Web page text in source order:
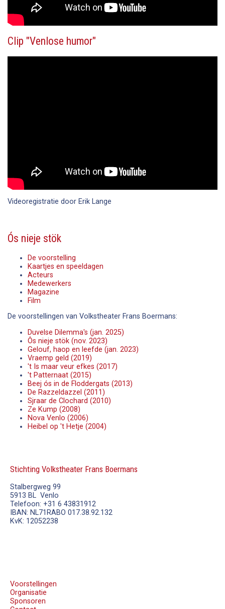
Clip "Venlose humor"
Videoregistratie door Erik Lange
Ós nieje stök
De voorstelling
Kaartjes en speeldagen
Acteurs
Medewerkers
Magazine
Film
De voorstellingen van Volkstheater Frans Boermans:
Duvelse Dilemma's (jan. 2025)
Ôs nieje stök (nov. 2023)
Gelouf, haop en leefde (jan. 2023)
Vraemp geld (2019)
't Is maar veur efkes (2017)
't Patternaat (2015)
Beej ós in de Floddergats (2013)
De Razzeldazzel (2011)
Sjraar de Clochard (2010)
Ze Kump (2008)
Nova Venlo (2006)
Heibel op 't Hetje (2004)
Stichting Volkstheater Frans Boermans
Stalbergweg 99
5913 BL Venlo
Telefoon: +31 6 43831912
IBAN: NL71RABO 017.38.92.132
KvK: 12052238
Voorstellingen
Organisatie
Sponsoren